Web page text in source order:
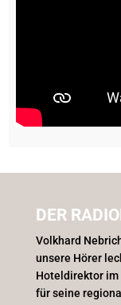
DER
Volkhard
unsere Hörer
Hoteldirektor
für seine